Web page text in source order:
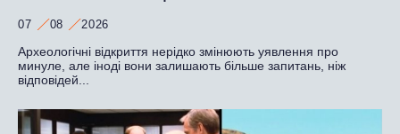
07 08 2026
Археологічні відкриття нерідко змінюють уявлення про
минуле, але іноді вони залишають більше запитань, ніж
відповідей...